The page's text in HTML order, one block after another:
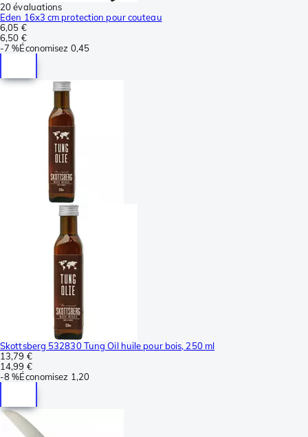
20 évaluations
Eden 16x3 cm protection pour couteau
6,05 €
6,50 €
-7 %Économisez 0,45
Skottsberg 532830 Tung Oil huile pour bois, 250 ml
13,79 €
14,99 €
-8 %Économisez 1,20